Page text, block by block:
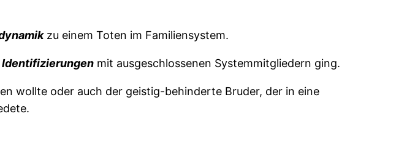
zu einem Toten im Familiensystem.
Identifizierungen mit ausgeschlossenen Systemmitgliedern ging.
wollte oder auch der geistig-behinderte Bruder, der in eine